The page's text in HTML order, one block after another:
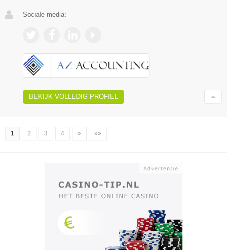
Sociale media:
BEKIJK VOLLEDIG PROFIEL
1 2 3 4 » »»